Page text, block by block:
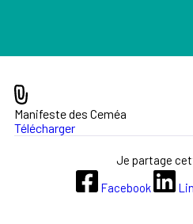
Manifeste des Ceméa
Télécharger
Je partage
Facebook